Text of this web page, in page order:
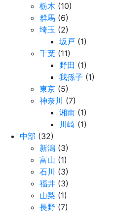
栃木 (10)
群馬 (6)
埼玉 (2)
坂戸 (1)
千葉 (11)
野田 (1)
我孫子 (1)
東京 (5)
神奈川 (7)
湘南 (1)
川崎 (1)
中部 (32)
新潟 (3)
富山 (1)
石川 (3)
福井 (3)
山梨 (1)
長野 (7)